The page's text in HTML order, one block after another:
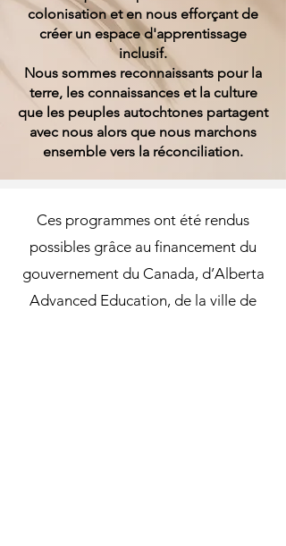
colonisation et en nous efforçant de
créer un espace d'apprentissage
inclusif.
Nous sommes reconnaissants pour la
terre, les connaissances et la culture
que les peuples autochtones partagent
avec nous alors que nous marchons
ensemble vers la réconciliation.
Ces programmes ont été rendus
possibles grâce au financement du
gouvernement du Canada, d’Alberta
Advanced Education, de la ville de